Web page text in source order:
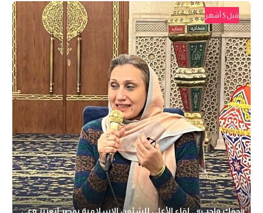
قبل 5 أشهر
«حقك واجب».. لقاء الأعلى للشئون الإسلامية بمصر لتعزيز وعي